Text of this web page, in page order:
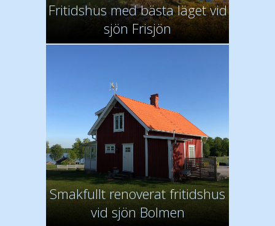
Fritidshus med bästa läget vid
sjön Frisjön
Smakfullt renoverat fritidshus
vid sjön Bolmen